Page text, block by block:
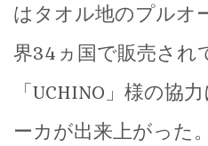
はタオル地のプルオ
界34ヵ国で販売され
「UCHINO」様の協
ーカが出来上がった。